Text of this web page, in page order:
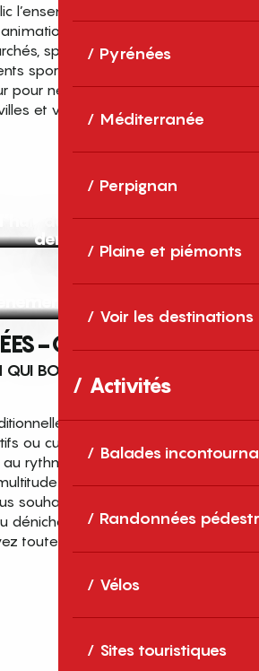
Pyrénées
Méditerranée
Perpignan
Plaine et piémonts
Voir les destinations
Activités
Balades
Randonnées
Vélos
Sites touristiques
l’ensemble des fêtes,
recensées dans le
spectacles, expositions,
sportifs et culturels… un agenda
pour ne rien manquer de
et villages.
demain et après-
demain
ORIENTALES
BOUGE TOUTE L’ANNÉE
concerts, expositions,
ou culturels… les Pyrénées-
rythme de grands temps forts
d’événements de
souhaitiez vivre les
dénicher des sorties près de
toutes les infos dans notre
événements et sorties
en famille
les Pyrénées-Orientales
Méditerranée, villages de
espaces naturels, les
sont une destination
partager des moments en